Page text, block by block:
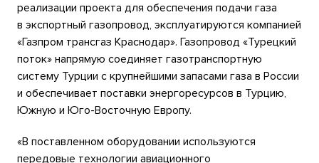
реализации проекта для обеспечения подачи газа
в экспортный газопровод, эксплуатируются компанией
«Газпром трансгаз Краснодар». Газопровод «Турецкий
поток» напрямую соединяет газотранспортную
систему Турции с крупнейшими запасами газа в России
и обеспечивает поставки энергоресурсов в Турцию,
Южную и Юго-Восточную Европу.
«В поставленном оборудовании используются
передовые технологии авиационного